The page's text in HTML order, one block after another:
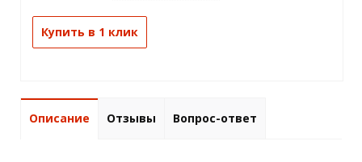
Купить в 1 клик
Описание Отзывы Вопрос-ответ